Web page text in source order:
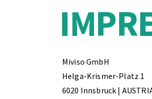
Miviso GmbH
Helga-Krismer-Platz 1
6020 Innsbruck |